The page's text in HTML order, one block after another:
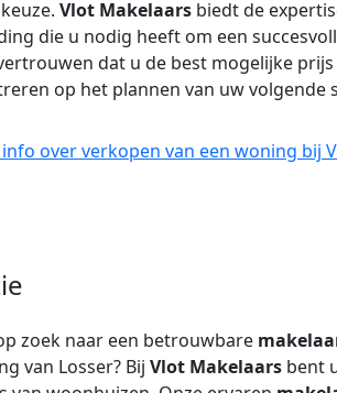
Vlot Makelaars biedt de
die u nodig heeft om een
dat u de best mogelijke
op het plannen van uw volgende
over verkopen van een woning bij
zoek naar een betrouwbare
van Losser? Bij Vlot Makelaars bent